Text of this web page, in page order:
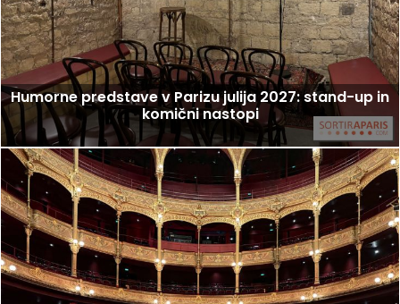
Humorne predstave v Parizu julija 2027: stand-up in
komični nastopi